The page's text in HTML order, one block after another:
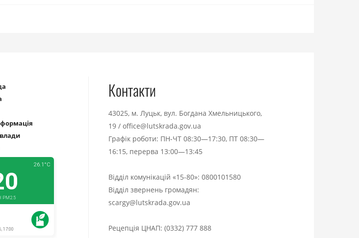
Контакти
43025, м. Луцьк, вул. Богдана Хмельницького,
19 / office@lutskrada.gov.ua
Графік роботи: ПН-ЧТ 08:30—17:30, ПТ 08:30—
16:15, перерва 13:00—13:45
Відділ комунікацій «15-80»: 0800101580
Відділ звернень громадян:
scargy@lutskrada.gov.ua
Рецепція ЦНАП: (0332) 777 888